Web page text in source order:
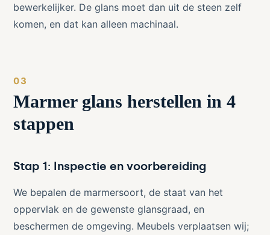
bewerkelijker. De glans moet dan uit de steen zelf
komen, en dat kan alleen machinaal.
Marmer glans herstellen in 4
stappen
Stap 1: Inspectie en voorbereiding
We bepalen de marmersoort, de staat van het
oppervlak en de gewenste glansgraad, en
beschermen de omgeving. Meubels verplaatsen wij;